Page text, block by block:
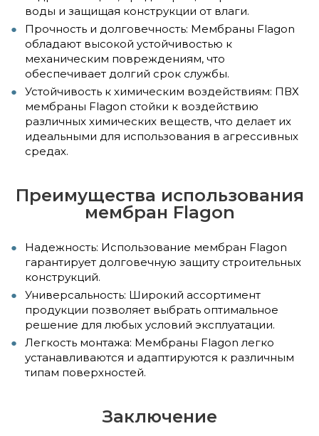
воды и защищая конструкции от влаги.
Прочность и долговечность: Мембраны Flagon
обладают высокой устойчивостью к
механическим повреждениям, что
обеспечивает долгий срок службы.
Устойчивость к химическим воздействиям: ПВХ
мембраны Flagon стойки к воздействию
различных химических веществ, что делает их
идеальными для использования в агрессивных
средах.
Преимущества использования
мембран Flagon
Надежность: Использование мембран Flagon
гарантирует долговечную защиту строительных
конструкций.
Универсальность: Широкий ассортимент
продукции позволяет выбрать оптимальное
решение для любых условий эксплуатации.
Легкость монтажа: Мембраны Flagon легко
устанавливаются и адаптируются к различным
типам поверхностей.
Заключение